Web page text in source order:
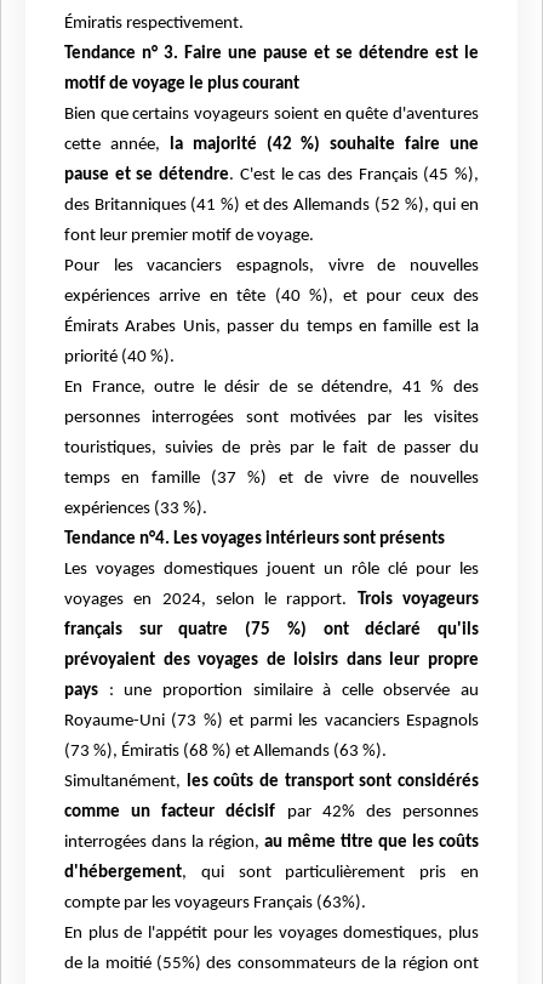
Émiratis respectivement.
Tendance n° 3. Faire une pause et se détendre est le
motif de voyage le plus courant
Bien que certains voyageurs soient en quête d'aventures
cette année, la majorité (42 %) souhaite faire une
pause et se détendre. C'est le cas des Français (45 %),
des Britanniques (41 %) et des Allemands (52 %), qui en
font leur premier motif de voyage.
Pour les vacanciers espagnols, vivre de nouvelles
expériences arrive en tête (40 %), et pour ceux des
Émirats Arabes Unis, passer du temps en famille est la
priorité (40 %).
En France, outre le désir de se détendre, 41 % des
personnes interrogées sont motivées par les visites
touristiques, suivies de près par le fait de passer du
temps en famille (37 %) et de vivre de nouvelles
expériences (33 %).
Tendance n°4. Les voyages intérieurs sont présents
Les voyages domestiques jouent un rôle clé pour les
voyages en 2024, selon le rapport.
Trois voyageurs
français sur quatre (75 %) ont déclaré qu'ils
prévoyaient des voyages de loisirs dans leur propre
pays : une proportion similaire à celle observée au
Royaume-Uni (73 %) et parmi les vacanciers Espagnols
(73 %), Émiratis (68 %) et Allemands (63 %).
Simultanément, les coûts de transport sont considérés
comme un facteur décisif par 42% des personnes
interrogées dans la région, au même titre que les coûts
d'hébergement, qui sont particulièrement pris en
compte par les voyageurs Français (63%).
En plus de l'appétit pour les voyages domestiques, plus
de la moitié (55%) des consommateurs de la région ont